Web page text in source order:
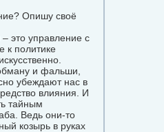
Опишу своё
это управление с
к политике
и фальши,
убеждают нас в
влияния. И
тайным
Ведь они-то
козырь в руках